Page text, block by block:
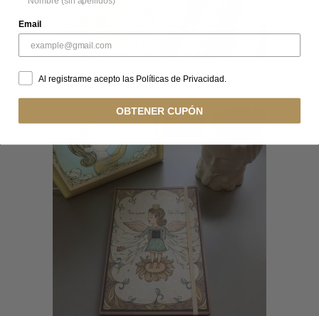
CUADERNO LA MAGIA
Email
Al registrarme acepto las Políticas de Privacidad.
OBTENER CUPÓN